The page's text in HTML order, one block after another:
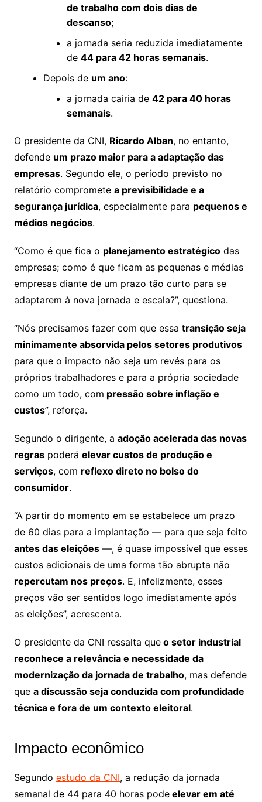
de trabalho com dois dias de
descanso;
a jornada seria reduzida imediatamente
de 44 para 42 horas semanais.
Depois de um ano:
a jornada cairia de 42 para 40 horas
semanais.
O presidente da CNI, Ricardo Alban, no entanto,
defende um prazo maior para a adaptação das
empresas. Segundo ele, o período previsto no
relatório compromete a previsibilidade e a
segurança jurídica, especialmente para pequenos e
médios negócios.
“Como é que fica o planejamento estratégicodas
empresas; como é que ficam as pequenas e médias
empresas diante de um prazo tão curto para se
adaptarem à nova jornada e escala?”, questiona.
“Nós precisamos fazer com que essa transição seja
minimamente absorvida pelos setores produtivos
para que o impacto não seja um revés para os
próprios trabalhadores e para a própria sociedade
como um todo, com pressão sobre inflação e
custos”, reforça.
Segundo o dirigente, a adoção acelerada das novas
regraspoderá elevar custos de produção e
serviços, com reflexo direto no bolso do
consumidor.
“A partir do momento em se estabelece um prazo
de 60 dias para a implantação — para que seja feito
antes das eleições—, é quase impossível que esses
custos adicionais de uma forma tão abrupta não
repercutam nos preços. E, infelizmente, esses
preços vão ser sentidos logo imediatamente após
as eleições”, acrescenta.
O presidente da CNI ressalta queo setor industrial
reconhece a relevância e necessidade da
modernização da jornada de trabalho, mas defende
que a discussão seja conduzida com profundidade
técnica e fora de um contexto eleitoral.
Impacto econômico
Segundo estudo da CNI, a redução da jornada
semanal de 44 para 40 horas podeelevar em até